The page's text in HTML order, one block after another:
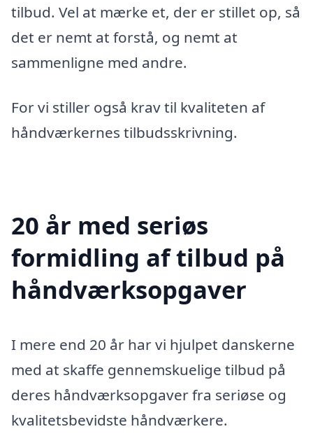
tilbud. Vel at mærke et, der er stillet op, så
det er nemt at forstå, og nemt at
sammenligne med andre.
For vi stiller også krav til kvaliteten af
håndværkernes tilbudsskrivning.
20 år med seriøs
formidling af tilbud på
håndværksopgaver
I mere end 20 år har vi hjulpet danskerne
med at skaffe gennemskuelige tilbud på
deres håndværksopgaver fra seriøse og
kvalitetsbevidste håndværkere.